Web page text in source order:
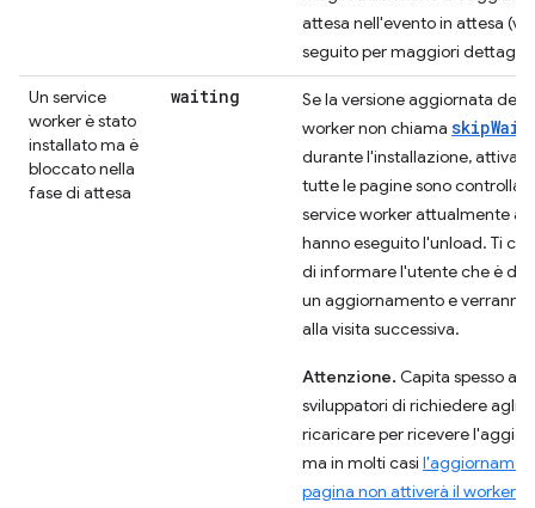
attesa nell'evento in attesa
seguito per maggiori dettagli).
Un service
worker è stato
installato ma è
bloccato nella
fase di attesa
waiting
Se la versione aggiornata del
worker non chiama
durante l'installazione, attiva
tutte le pagine sono
service worker attualmente
hanno eseguito l'unload. Ti
di informare l'utente che è
un aggiornamento e verranno
alla visita successiva.
Attenzione. Capita spesso agli
sviluppatori di richiedere agli
ricaricare per ricevere
ma in molti casi
pagina non attiverà il worker